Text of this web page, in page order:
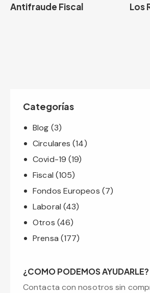
Antifraude Fiscal Los
Categorías
Blog (3)
Circulares (14)
Covid-19 (19)
Fiscal (105)
Fondos Europeos (7)
Laboral (43)
Otros (46)
Prensa (177)
¿COMO PODEMOS AYUDARLE?
Contacta con nosotros sin